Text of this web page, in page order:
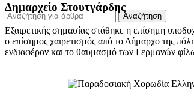
Αναζήτηση
Δημαρχείο Στουτγάρδης
Εξαιρετικής σημασίας στάθηκε η επίσημη
ο επίσημος χαιρετισμός από το Δήμαρχο της
ενδιαφέρον και το θαυμασμό των Γερμανών